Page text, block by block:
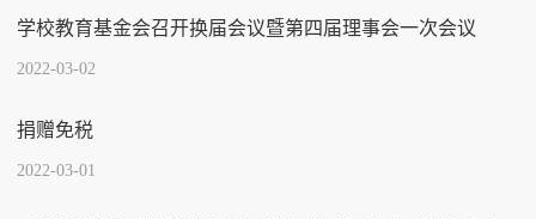
学校教育基金会召开换届会议暨第四届理事会一次会议
2022-03-02
捐赠免税
2022-03-01